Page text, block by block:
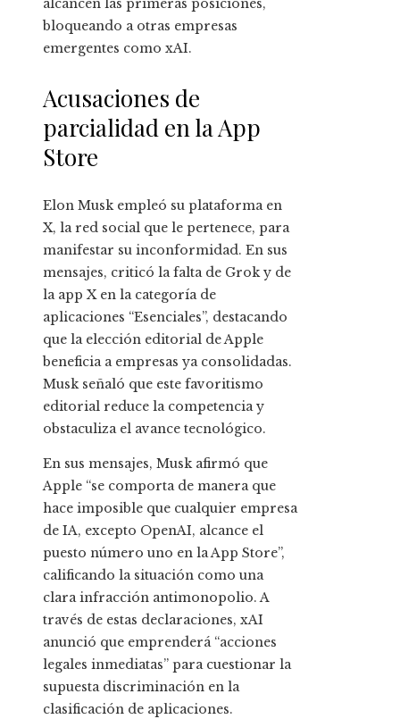
alcancen las primeras posiciones,
bloqueando a otras empresas
emergentes como xAI.
Acusaciones de
parcialidad en la App
Store
Elon Musk empleó su plataforma en
X, la red social que le pertenece, para
manifestar su inconformidad. En sus
mensajes, criticó la falta de Grok y de
la app X en la categoría de
aplicaciones “Esenciales”, destacando
que la elección editorial de Apple
beneficia a empresas ya consolidadas.
Musk señaló que este favoritismo
editorial reduce la competencia y
obstaculiza el avance tecnológico.
En sus mensajes, Musk afirmó que
Apple “se comporta de manera que
hace imposible que cualquier empresa
de IA, excepto OpenAI, alcance el
puesto número uno en la App Store”,
calificando la situación como una
clara infracción antimonopolio. A
través de estas declaraciones, xAI
anunció que emprenderá “acciones
legales inmediatas” para cuestionar la
supuesta discriminación en la
clasificación de aplicaciones.